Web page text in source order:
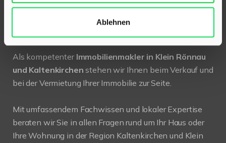
Ablehnen
Als kompetenter Immobilienmakler in Klein Rönnau
und Kaltenkirchenstehen wir Ihnen beim Verkauf und
bei der Vermietung Ihrer Immobilie zur Seite.
Mit umfassendem Fachwissen und lokaler Expertise
beraten wir Sie in allen Fragen rund um Ihr Haus oder
Ihre Wohnung in der Region Kaltenkirchen und Klein